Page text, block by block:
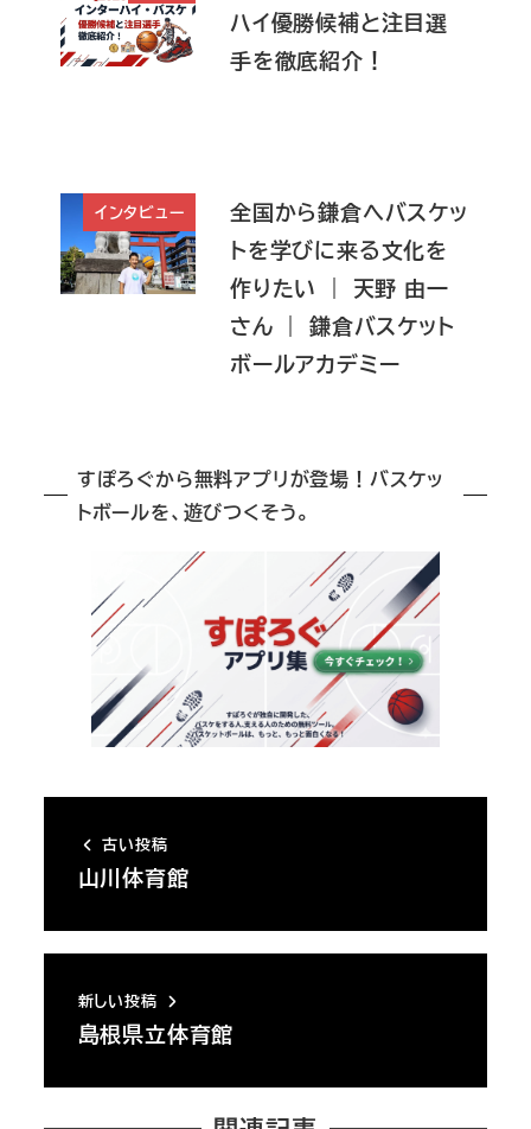
ハイ優勝候補と注目選
手を徹底紹介！
インタビュー
全国から鎌倉へバスケッ
トを学びに来る文化を
作りたい ｜ 天野 由一
さん ｜ 鎌倉バスケット
ボールアカデミー
すぽろぐから無料アプリが登場！バスケッ
トボールを、遊びつくそう。
古い投稿
山川体育館
新しい投稿
島根県立体育館